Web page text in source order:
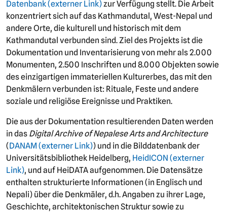
Datenbank (externer Link) zur Verfügung stellt. Die Arbeit
konzentriert sich auf das Kathmandutal, West-Nepal und
andere Orte, die kulturell und historisch mit dem
Kathmandutal verbunden sind. Ziel des Projekts ist die
Dokumentation und Inventarisierung von mehr als 2.000
Monumenten, 2.500 Inschriften und 8.000 Objekten sowie
des einzigartigen immateriellen Kulturerbes, das mit den
Denkmälern verbunden ist: Rituale, Feste und andere
soziale und religiöse Ereignisse und Praktiken.
Die aus der Dokumentation resultierenden Daten werden
in das Digital Archive of Nepalese Arts and Architecture
(DANAM (externer Link)) und in die Bilddatenbank der
Universitätsbibliothek Heidelberg, HeidICON (externer
Link), und auf HeiDATA aufgenommen. Die Datensätze
enthalten strukturierte Informationen (in Englisch und
Nepali) über die Denkmäler, d.h. Angaben zu ihrer Lage,
Geschichte, architektonischen Struktur sowie zu